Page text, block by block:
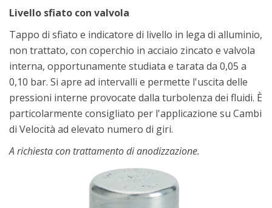
Livello sfiato con valvola
Tappo di sfiato e indicatore di livello in lega di alluminio,
non trattato, con coperchio in acciaio zincato e valvola
interna, opportunamente studiata e tarata da 0,05 a
0,10 bar. Si apre ad intervalli e permette l'uscita delle
pressioni interne provocate dalla turbolenza dei fluidi. È
particolarmente consigliato per l'applicazione su Cambi
di Velocità ad elevato numero di giri.
A richiesta con trattamento di anodizzazione.